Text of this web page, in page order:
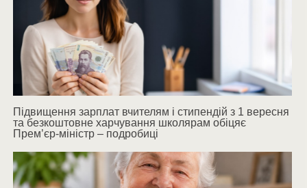
Підвищення зарплат вчителям і стипендій з 1 вересня
та безкоштовне харчування школярам обіцяє
Прем’єр-міністр – подробиці